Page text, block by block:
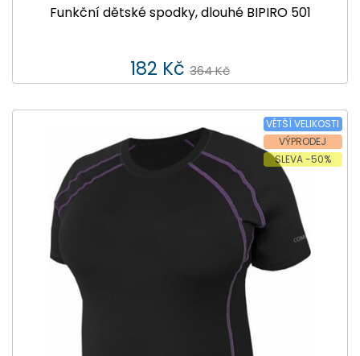
Funkční dětské spodky, dlouhé BIPIRO 501
182 Kč 364 Kč
VĚTŠÍ VELIKOSTI
VÝPRODEJ
SLEVA -50%